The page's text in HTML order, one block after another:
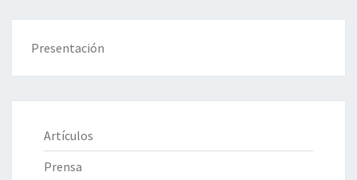
Presentación
Artículos
Prensa